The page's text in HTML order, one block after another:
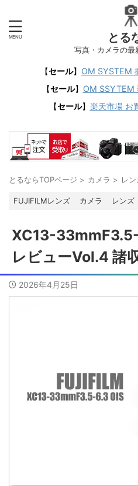
とる
写真・カメラの最
【セール】 OM SYSTEM
【セール】 OM SSYTEM
【セール】 楽天市場 お
とるならTOPページ > カメラ > レ
FUJIFILMレンズ カメラ レンズ
XC13-
レビューVol.4 諸
2026年4月25日